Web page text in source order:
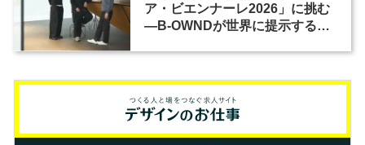
ア・ビエンナーレ2026」に挑む
―B-OWNDが世界に提示する美